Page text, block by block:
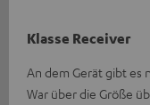
Klasse Receiver
An dem Gerät gibt es
War über die Größe